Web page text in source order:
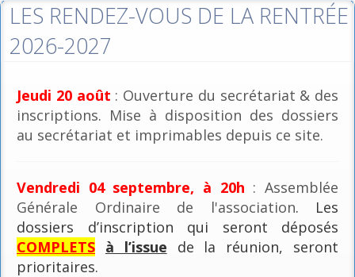
LES RENDEZ-VOUS DE LA RENTRÉE
2026-2027
Jeudi 20 août : Ouverture du secrétariat & des
inscriptions. Mise à disposition des dossiers
au secrétariat et imprimables depuis ce site.
Vendredi 04 septembre, à 20h : Assemblée
Générale Ordinaire de l'association. Les
dossiers d’inscription qui seront déposés
COMPLETS à l’issue de la réunion, seront
prioritaires.